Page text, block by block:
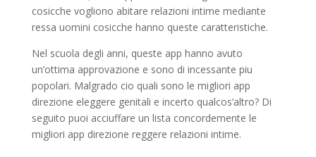
cosicche vogliono abitare relazioni intime mediante
ressa uomini cosicche hanno queste caratteristiche.
Nel scuola degli anni, queste app hanno avuto
un’ottima approvazione e sono di incessante piu
popolari. Malgrado cio quali sono le migliori app
direzione eleggere genitali e incerto qualcos’altro? Di
seguito puoi acciuffare un lista concordemente le
migliori app direzione reggere relazioni intime.